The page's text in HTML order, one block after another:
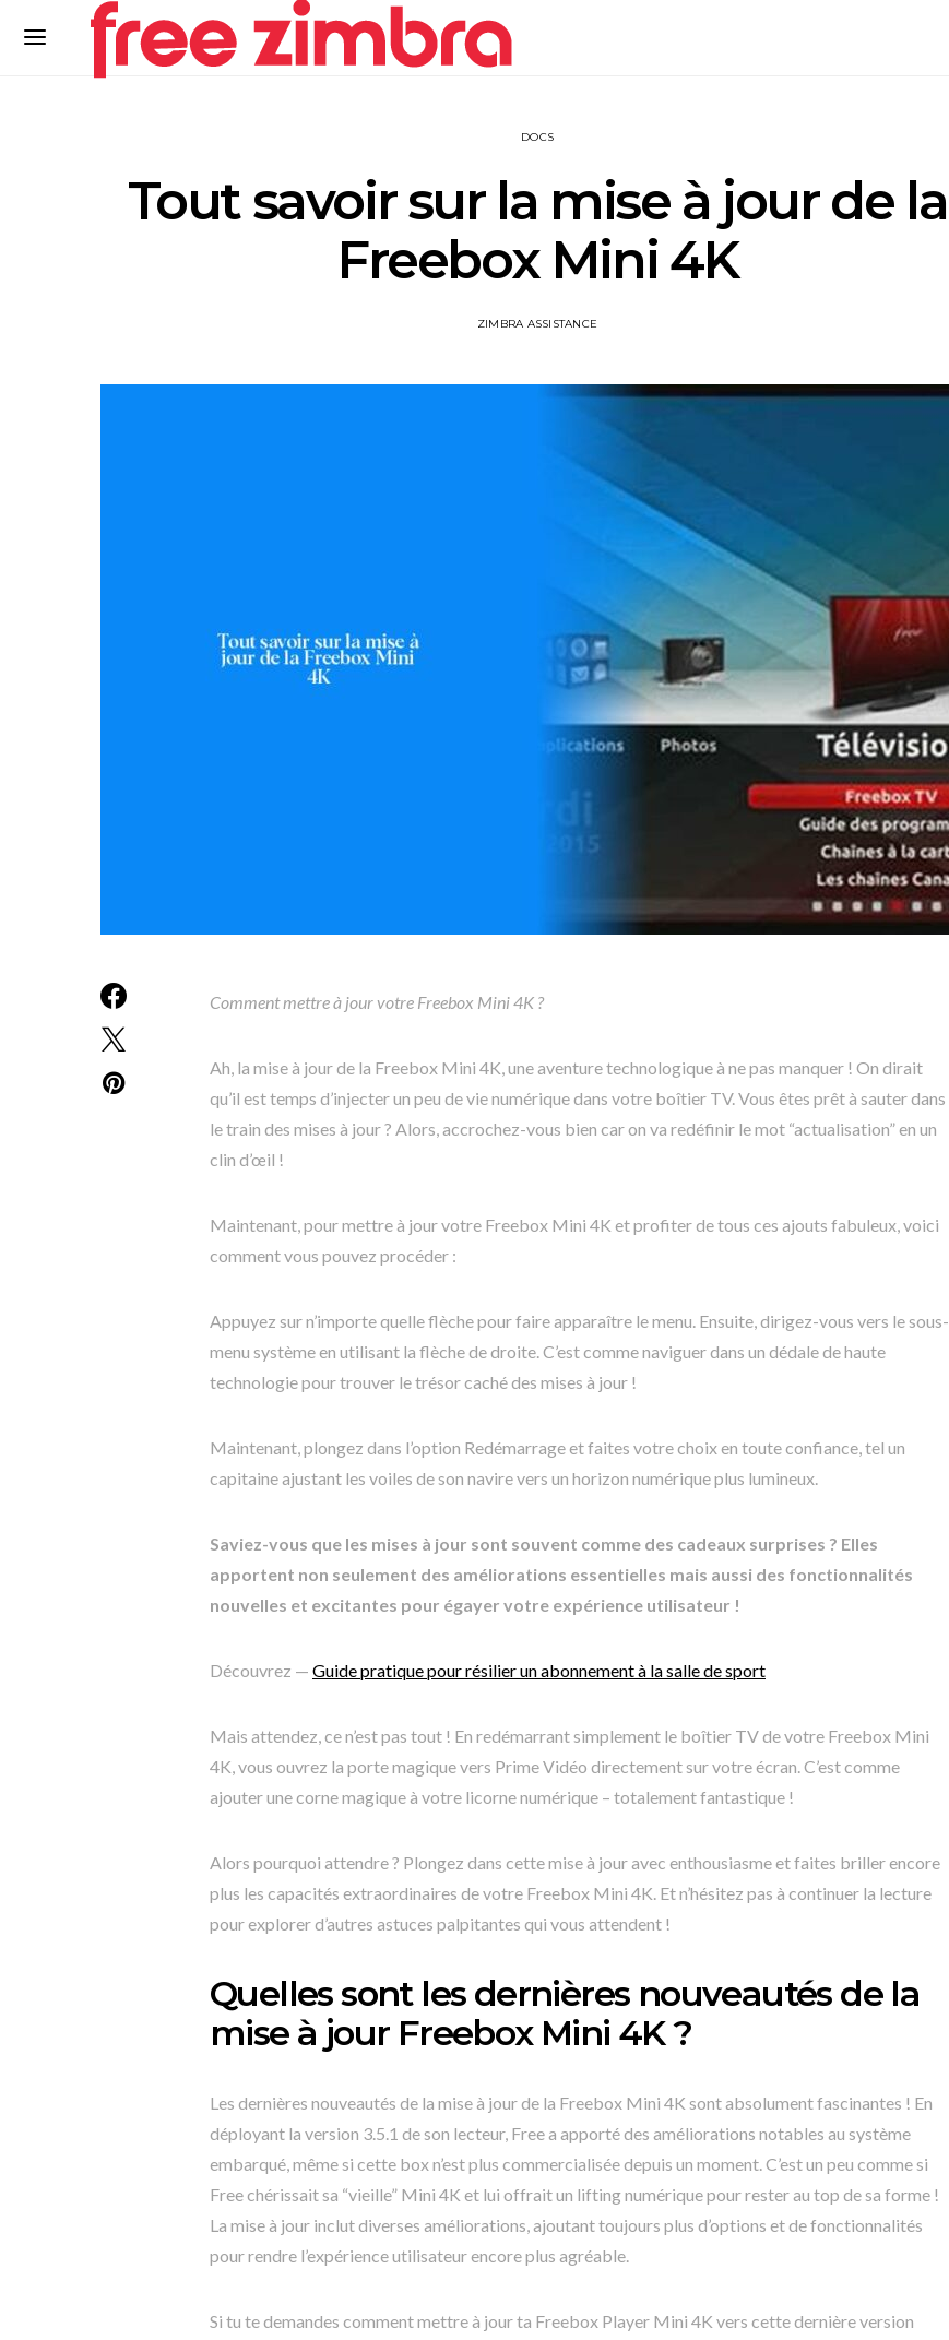
DOCS
Tout savoir sur la mise à jour de la
Freebox Mini 4K
ZIMBRA ASSISTANCE
Comment mettre à jour votre Freebox Mini 4K ?
Ah, la mise à jour de la Freebox Mini 4K, une aventure technologique à ne pas manquer ! On dirait
qu’il est temps d’injecter un peu de vie numérique dans votre boîtier TV. Vous êtes prêt à sauter dans
le train des mises à jour ? Alors, accrochez-vous bien car on va redéfinir le mot “actualisation” en un
clin d’œil !
Maintenant, pour mettre à jour votre Freebox Mini 4K et profiter de tous ces ajouts fabuleux, voici
comment vous pouvez procéder :
Appuyez sur n’importe quelle flèche pour faire apparaître le menu. Ensuite, dirigez-vous vers le sous-
menu système en utilisant la flèche de droite. C’est comme naviguer dans un dédale de haute
technologie pour trouver le trésor caché des mises à jour !
Maintenant, plongez dans l’option Redémarrage et faites votre choix en toute confiance, tel un
capitaine ajustant les voiles de son navire vers un horizon numérique plus lumineux.
Saviez-vous que les mises à jour sont souvent comme des cadeaux surprises ? Elles
apportent non seulement des améliorations essentielles mais aussi des fonctionnalités
nouvelles et excitantes pour égayer votre expérience utilisateur !
Découvrez — Guide pratique pour résilier un abonnement à la salle de sport
Mais attendez, ce n’est pas tout ! En redémarrant simplement le boîtier TV de votre Freebox Mini
4K, vous ouvrez la porte magique vers Prime Vidéo directement sur votre écran. C’est comme
ajouter une corne magique à votre licorne numérique – totalement fantastique !
Alors pourquoi attendre ? Plongez dans cette mise à jour avec enthousiasme et faites briller encore
plus les capacités extraordinaires de votre Freebox Mini 4K. Et n’hésitez pas à continuer la lecture
pour explorer d’autres astuces palpitantes qui vous attendent !
Quelles sont les dernières nouveautés de la
mise à jour Freebox Mini 4K ?
Les dernières nouveautés de la mise à jour de la Freebox Mini 4K sont absolument fascinantes ! En
déployant la version 3.5.1 de son lecteur, Free a apporté des améliorations notables au système
embarqué, même si cette box n’est plus commercialisée depuis un moment. C’est un peu comme si
Free chérissait sa “vieille” Mini 4K et lui offrait un lifting numérique pour rester au top de sa forme !
La mise à jour inclut diverses améliorations, ajoutant toujours plus d’options et de fonctionnalités
pour rendre l’expérience utilisateur encore plus agréable.
Si tu te demandes comment mettre à jour ta Freebox Player Mini 4K vers cette dernière version